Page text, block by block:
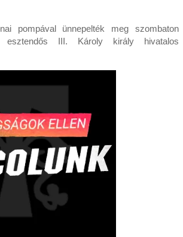
pompával ünnepelték meg szombaton
III. Károly király hivatalos